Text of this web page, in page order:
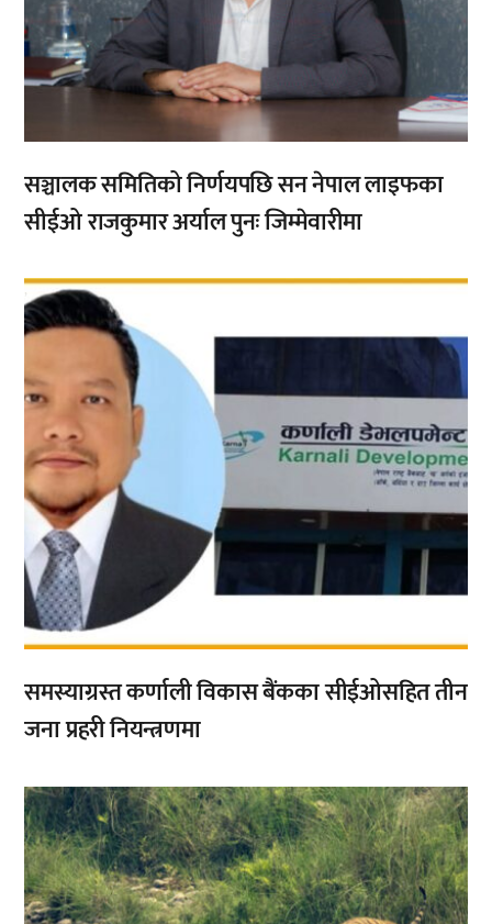
सञ्चालक समितिको निर्णयपछि सन नेपाल लाइफका
सीईओ राजकुमार अर्याल पुनः जिम्मेवारीमा
,
समस्याग्रस्त कर्णाली विकास बैंकका सीईओसहित तीन
जना प्रहरी नियन्त्रणमा
,